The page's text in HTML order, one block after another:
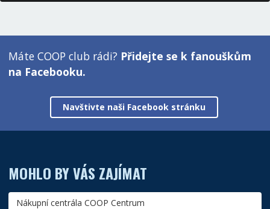
Máte COOP club rádi? Přidejte se k fanouškům
na Facebooku.
Navštivte naši Facebook stránku
MOHLO BY VÁS ZAJÍMAT
Nákupní centrála COOP Centrum